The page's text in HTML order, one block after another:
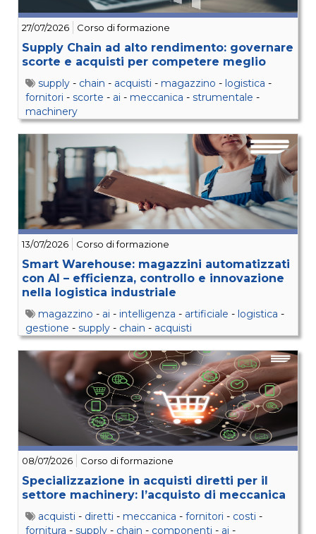
27/07/2026 Corso di formazione
Supply Chain ad alto rendimento: governare
scorte e acquisti per competere meglio
supply - chain - acquisti - magazzino - logistica -
fornitori - scorte - ai - meccanica - strumentale -
machinery
13/07/2026 Corso di formazione
Smart Warehouse: magazzini automatizzati
con AI – efficienza, controllo e innovazione
nella logistica industriale
magazzino - ai - intelligenza - artificiale - logistica -
gestione - supply - chain - acquisti
08/07/2026 Corso di formazione
Specializzazione in acquisti diretti per il
settore machinery: l’acquisto di meccanica
acquisti - diretti - meccanica - fornitori - costi -
fornitura - supply - chain - componenti - ai -